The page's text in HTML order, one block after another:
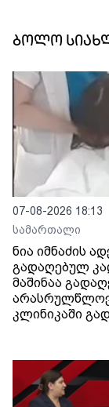
ბოლო
07-08-2026 18:13
სამართალი
ნია იმნაძის
გადაღებულ
მაშინაა
კლინიკაში